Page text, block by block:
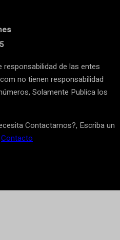
de las entes
no tienen responsabilidad
Solamente Publica los
Contactarnos?, Escriba un
Contacto